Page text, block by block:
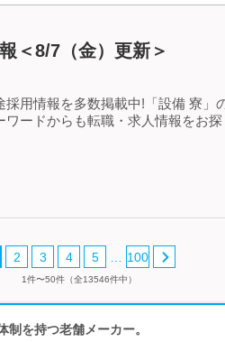
＜8/7（金）更新＞
用情報を多数掲載中!「設備 寮
ードからも転職・求人情報をお
2 3 4 5 100
1件〜50件（全13546件中）
を持つ老舗メーカー。